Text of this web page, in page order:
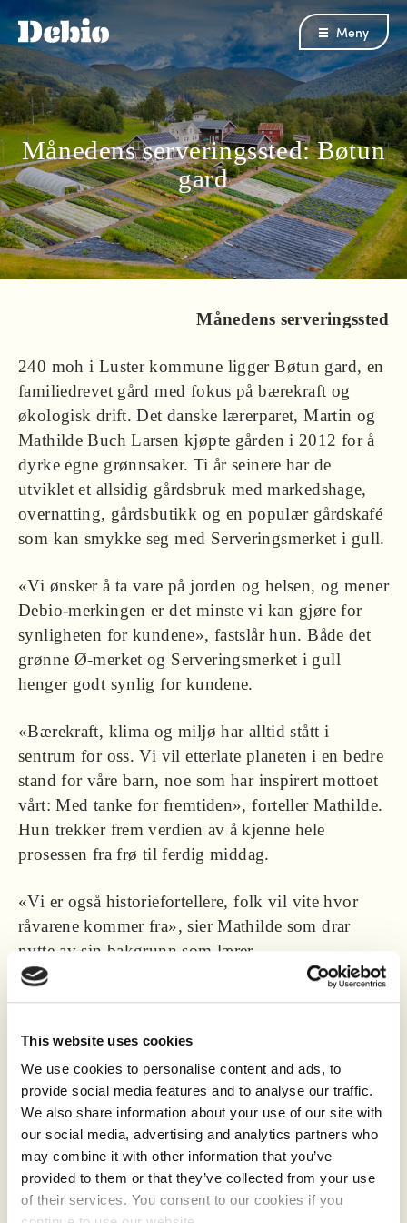
This website uses cookies
We use cookies to personalise content and ads, to
provide social media features and to analyse our traffic.
We also share information about your use of our site with
our social media, advertising and analytics partners who
may combine it with other information that you’ve
provided to them or that they’ve collected from your use
of their services. You consent to our cookies if you
Månedens serveringssted: Bøtun
gard
Månedens serveringssted
240 moh i Luster kommune ligger Bøtun gard, en
familiedrevet gård med fokus på bærekraft og
økologisk drift. Det danske lærerparet, Martin og
Mathilde Buch Larsen kjøpte gården i 2012 for å
dyrke egne grønnsaker. Ti år seinere har de
utviklet et allsidig gårdsbruk med markedshage,
overnatting, gårdsbutikk og en populær gårdskafé
som kan smykke seg med Serveringsmerket i gull.
«Vi ønsker å ta vare på jorden og helsen, og mener
Debio-merkingen er det minste vi kan gjøre for
synligheten for kundene», fastslår hun. Både det
grønne Ø-merket og Serveringsmerket i gull
henger godt synlig for kundene.
«Bærekraft, klima og miljø har alltid stått i
sentrum for oss. Vi vil etterlate planeten i en bedre
stand for våre barn, noe som har inspirert mottoet
vårt: Med tanke for fremtiden», forteller Mathilde.
Hun trekker frem verdien av å kjenne hele
prosessen fra frø til ferdig middag.
«Vi er også historiefortellere, folk vil vite hvor
råvarene kommer fra», sier Mathilde som drar
nytte av sin bakgrunn som lærer.
Med støtte fra Innovasjon Norge i 2020 skjøt
Bøtun gårdskafé, som ble en suksess. «Det var
fantastisk å se hvor mye folk satte pris på å spise
mat rett fra hagen, mens de så salaten gro», sier
Mathilde.
I dag produserer de økologiske marmelader,
syltetøy, fermentert kål, urtesalt, blomstersukker
og håndlaget sjokolade, tilgjengelig i
Meny